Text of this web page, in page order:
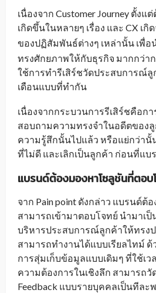
เนื่องจาก Customer Journey ตั้ง
เกิดขึ้นในหลายๆ เรื่อง และ CX เกิ
ของปฏิสัมพันธ์ต่างๆ เหล่านั้น เพื่อ
ทรงศักยภาพให้กับธุรกิจ มากกว่า
ใช้การทำรีเสิร์ชวัดประสบการณ์ลู
เดือนแบบที่ทำกัน
เนื่องจากกระบวนการรีเสิร์ชคือก
สอบถามความทรงจำในอดีตของ
ความรู้สึกนั้นไปแล้ว หรือแย่กว่านั้
ที่ไม่ดี และเลิกเป็นลูกค้า ก่อนที่แ
แบรนด์ต้องมองหาโซลูชันที่ตอบ
จาก Pain point ดังกล่าว แบรนด์ต้
สามารถเข้ามาตอบโจทย์ นำมาเป็
บริหารประสบการณ์ลูกค้าให้ทรง
สามารถทำงานได้แบบเรียลไทม์
การสุ่มเก็บข้อมูลแบบเดิมๆ ที่ใช้เ
ความต้องการในเชิงลึก สามารถวั
Feedback แบบรายบุคคลเป็นทีละ